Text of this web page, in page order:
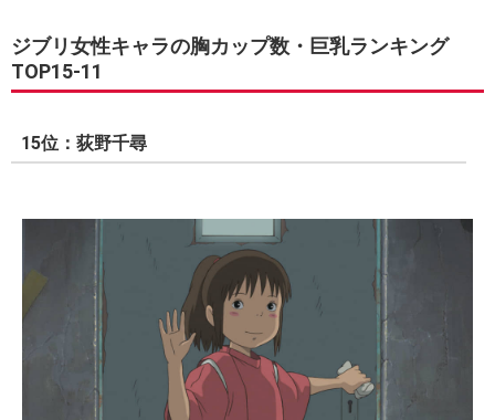
ジブリ女性キャラの胸カップ数・巨乳ランキング
TOP15-11
15位：荻野千尋